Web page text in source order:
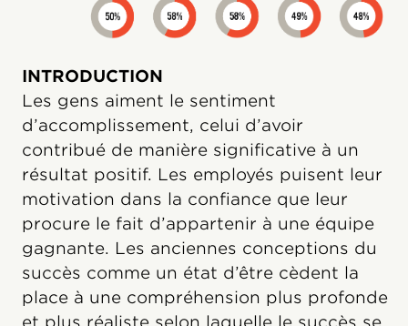
INTRODUCTION
Les gens aiment le sentiment
d’accomplissement, celui d’avoir
contribué de manière significative à un
résultat positif. Les employés puisent leur
motivation dans la confiance que leur
procure le fait d’appartenir à une équipe
gagnante. Les anciennes conceptions du
succès comme un état d’être cèdent la
place à une compréhension plus profonde
et plus réaliste selon laquelle le succès se